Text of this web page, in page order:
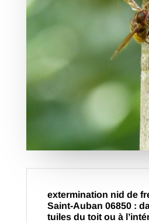
extermination nid de
Saint-Auban 06850 :
tuiles du toit ou à